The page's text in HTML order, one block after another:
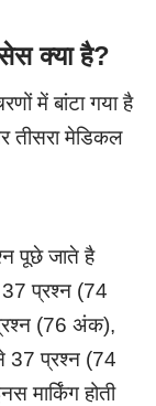
क्या है?
में बांटा गया है
तीसरा मेडिकल
पूछे जाते है
प्रश्न (74
(76 अंक),
37 प्रश्न (74
मार्किंग होती